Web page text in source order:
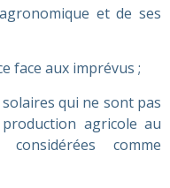
et de ses
face aux imprévus ;
qui ne sont pas
agricole au
comme